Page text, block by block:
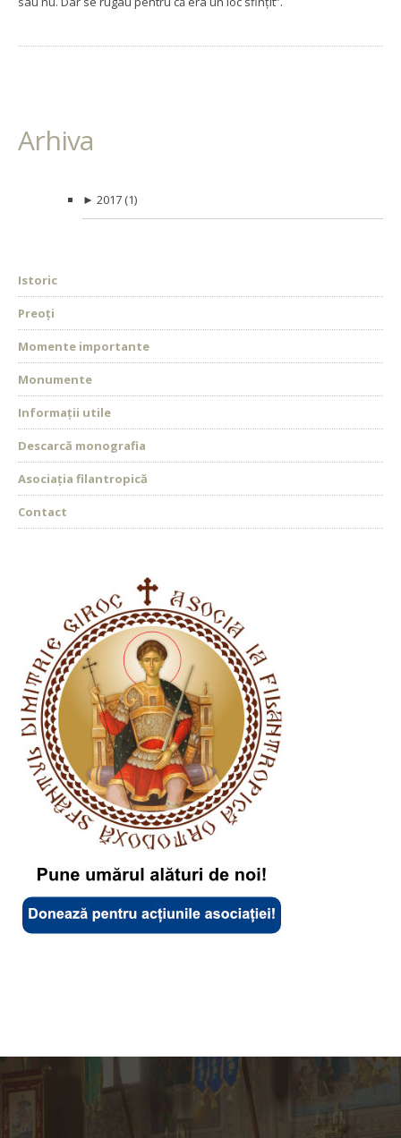
Arhiva
► 2017 (1)
Istoric
Preoți
Momente importante
Monumente
Informații utile
Descarcă monografia
Asociația filantropică
Contact